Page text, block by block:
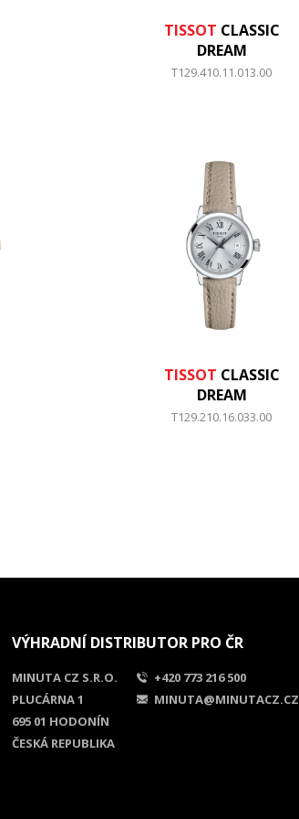
TISSOT CLASSIC
DREAM
T129.410.11.013.00
TISSOT CLASSIC
DREAM
T129.210.16.033.00
VÝHRADNÍ DISTRIBUTOR PRO ČR
MINUTA CZ S.R.O.
PLUCÁRNA 1
695 01 HODONÍN
ČESKÁ REPUBLIKA
+420 773 216 500
MINUTA@MINUTACZ.CZ